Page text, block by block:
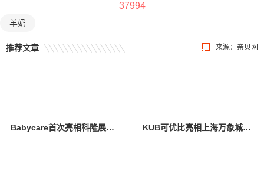
37994
羊奶
来源： 亲贝网
推荐文章
Babycare首次亮相科隆展，创新设计与卓越产品力引全球瞩目 KUB可优比亮相上海万象城，引领自然式养育新风尚